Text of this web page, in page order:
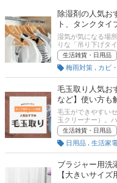
除湿剤の人気お
ト、タンクタイ
湿気が気になる場
りな「吊り下げタ
プ」、部屋用の「
り返し使える半永
選び方とおすすめ
人気商品を多数ピ
品を選ぶことです
ンキングもあるの
ださい。
生活雑貨・日用品
梅雨対策
毛玉取り人気お
など】使い方も
毛玉ができやすい
玉クリーナー）。
に処理できます。
取りですが、コン
などさまざまな種
毛玉取りの選び方
すすめの商品をご
方や通販サイトの
る方は、ぜひ最後
生活雑貨・日用品
日用品
生活家
ブラジャー用洗
【大きいサイズ